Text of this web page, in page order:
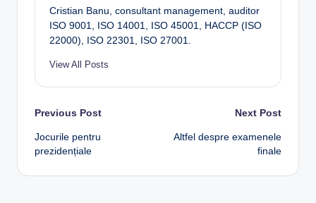
Cristian Banu, consultant management, auditor
ISO 9001, ISO 14001, ISO 45001, HACCP (ISO
22000), ISO 22301, ISO 27001.
View All Posts
Post
navigation
Previous Post
Jocurile pentru
prezidențiale
Next Post
Altfel despre examenele
finale